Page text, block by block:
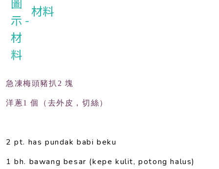
材料
急凍梅頭豬扒2 塊
洋蔥1 個（去外皮，切絲）
2 pt. has pundak babi beku
1 bh. bawang besar (kepe kulit, potong halus)